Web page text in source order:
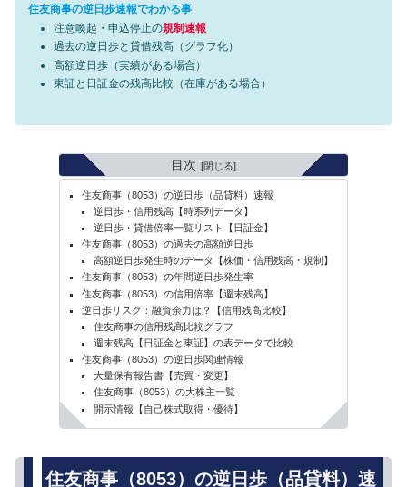
住友商事の逆日歩速報でわかる事
注意喚起・申込停止の規制速報
過去の逆日歩と貸借残高（グラフ化）
高額逆日歩（実績がある場合）
東証と日証金の残高比較（在庫がある場合）
目次
住友商事（8053）の逆日歩（品貸料）速報
逆日歩・信用残高【時系列データ】
逆日歩・貸借倍率一覧リスト【日証金】
住友商事（8053）の過去の高額逆日歩
高額逆日歩発生時のデータ【株価・信用残高・規制】
住友商事（8053）の年間逆日歩発生率
住友商事（8053）の信用倍率【週末残高】
逆日歩リスク：融資余力は？【信用残高比較】
住友商事の信用残高比較グラフ
週末残高【日証金と東証】の表データで比較
住友商事（8053）の逆日歩関連情報
大量保有報告書【売買・変更】
住友商事（8053）の大株主一覧
開示情報【自己株式取得・優待】
住友商事（8053）の逆日歩（品貸料）速